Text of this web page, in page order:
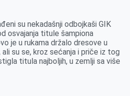
su nekadašnji odbojkaši GIK
osvajanja titule šampiona
je u rukama držalo dresove u
su se, kroz sećanja i priče iz tog
titula najboljih, u zemlji sa više